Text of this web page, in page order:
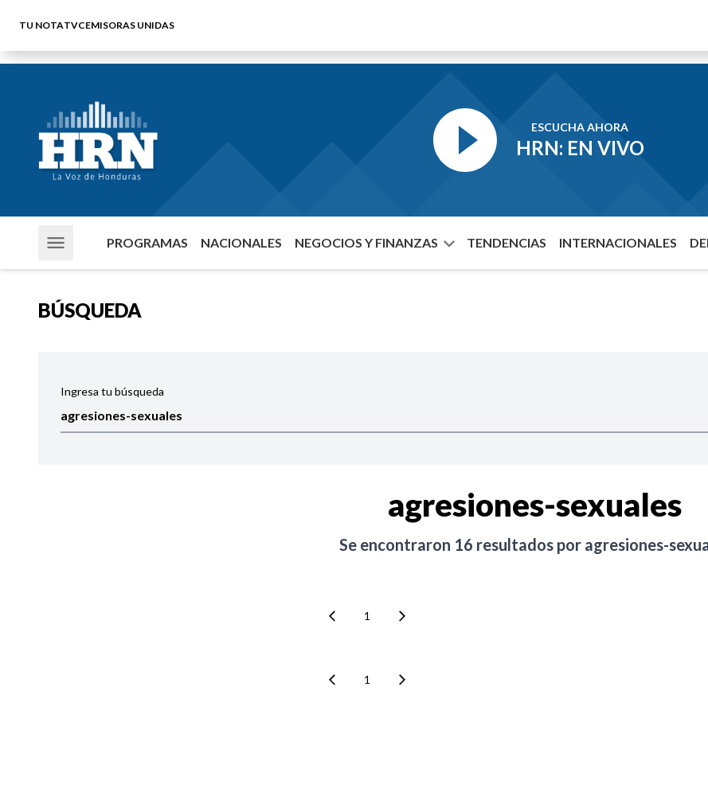
TU NOTATVCEMISORAS UNIDAS
ESCUCHA AHORA
HRN: EN VIVO
PROGRAMAS NACIONALES NEGOCIOS Y FINANZAS TENDENCIAS INTERNACIONALES
BÚSQUEDA
Ingresa tu búsqueda
agresiones-sexuales
Se encontraron 16 resultados por agresiones-
1
1